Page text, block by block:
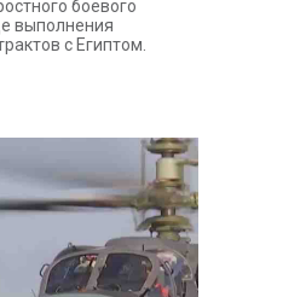
боевого
выполнения
с Египтом.